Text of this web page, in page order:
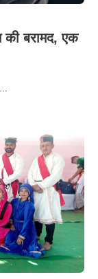
बरामद, एक